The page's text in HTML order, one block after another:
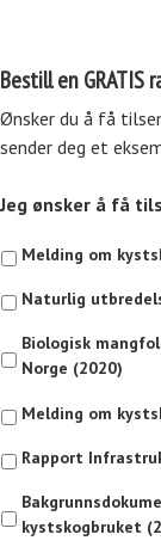
Bestill en GRATIS
Ønsker du å få
sender deg et
Jeg ønsker å få
Melding om
Naturlig
Biologisk
Norge (2020)
Melding om
Rapport
kystskogbruket